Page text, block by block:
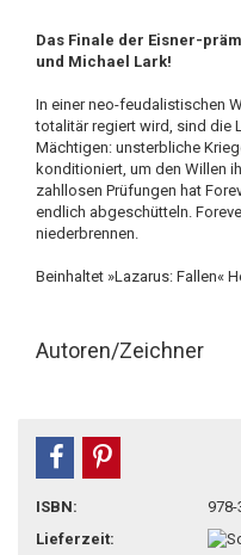
Das Finale der Eisner-
und Michael Lark!
In einer neo-feudalistischen
totalitär regiert wird, sind die
Mächtigen: unsterbliche
konditioniert, um den Willen
zahllosen Prüfungen hat
endlich abgeschütteln.
niederbrennen.
Beinhaltet »Lazarus: Fallen«
Autoren/Zeichner
teilen
ISBN:
Lieferzeit: